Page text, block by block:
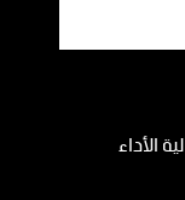
الأداء